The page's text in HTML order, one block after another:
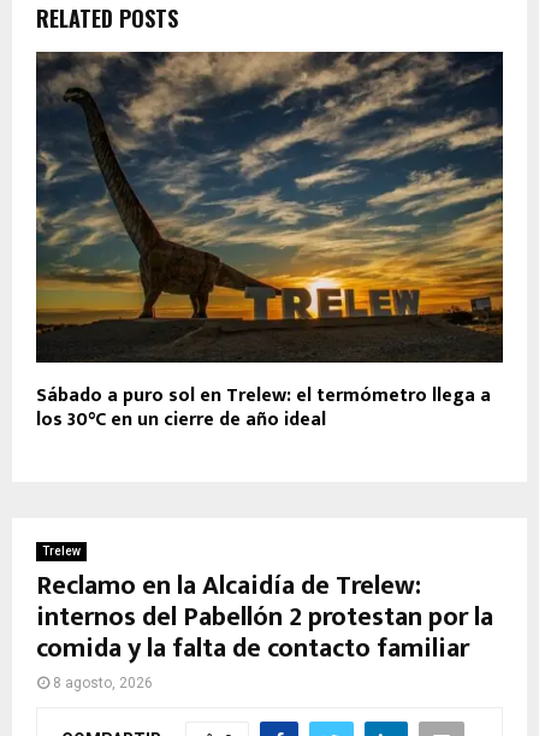
RELATED POSTS
Sábado a puro sol en Trelew: el termómetro llega a
los 30°C en un cierre de año ideal
Trelew
Reclamo en la Alcaidía de Trelew:
internos del Pabellón 2 protestan por la
comida y la falta de contacto familiar
8 agosto, 2026